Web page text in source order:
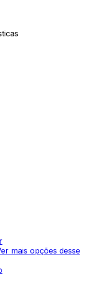
mais opções desse